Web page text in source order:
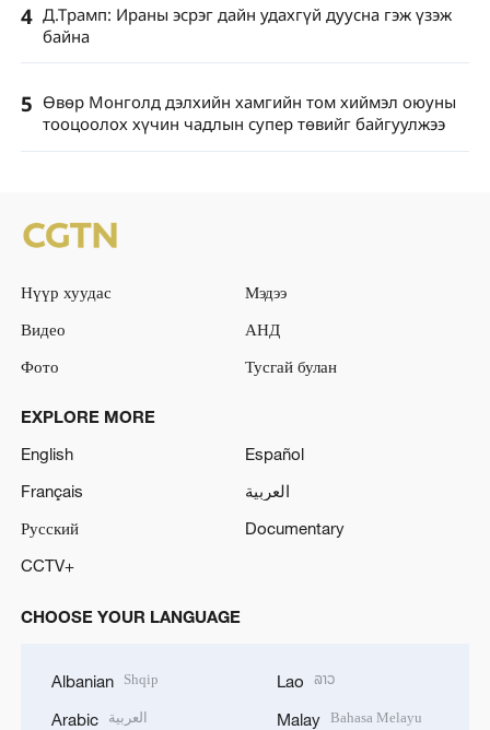
4 Д.Трамп: Ираны эсрэг дайн удахгүй дуусна гэж үзэж
байна
5 Өвөр Монголд дэлхийн хамгийн том хиймэл оюуны
тооцоолох хүчин чадлын супер төвийг байгуулжээ
Нүүр хуудас
Мэдээ
Видео
АНД
Фото
Тусгай булан
EXPLORE MORE
English
Español
Français
العربية
Русский
Documentary
CCTV+
CHOOSE YOUR LANGUAGE
Albanian Shqip
Arabic العربية
Lao ລາວ
Malay Bahasa Melayu